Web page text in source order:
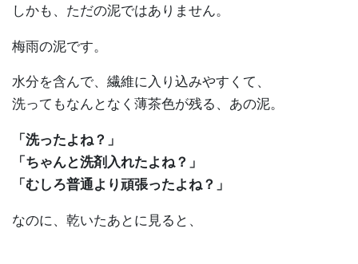
しかも、ただの泥ではありません。
梅雨の泥です。
水分を含んで、繊維に入り込みやすくて、
洗ってもなんとなく薄茶色が残る、あの泥。
「洗ったよね？」
「ちゃんと洗剤入れたよね？」
「むしろ普通より頑張ったよね？」
なのに、乾いたあとに見ると、